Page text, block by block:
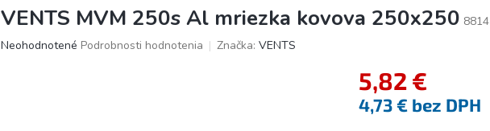
VENTS MVM 250s Al mriezka kovova 250x250 8814
Priemerné
Neohodnotené Podrobnosti hodnotenia Značka: VENTS
5,82 €
4,73 € bez DPH